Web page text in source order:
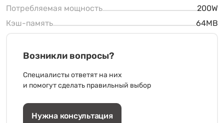
Потребляемая мощность
200W
Кэш-память
64MB
Возникли вопросы?
Специалисты ответят на них
и помогут сделать правильный выбор
Нужна консультация